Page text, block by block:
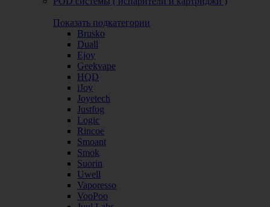
Показать подкатегории
Brusko
Duall
Ejoy
Geekvape
HQD
iJoy
Joyetech
Justfog
Logic
Rincoe
Smoant
Smok
Suorin
Uwell
Vaporesso
VooPoo